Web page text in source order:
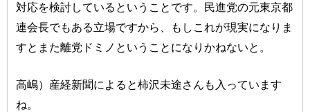
対応を検討しているということです。民進党の元東京都
連会長でもある立場ですから、もしこれが現実になりま
すとまた離党ドミノということになりかねないと。
高嶋）産経新聞によると柿沢未途さんも入っています
ね。